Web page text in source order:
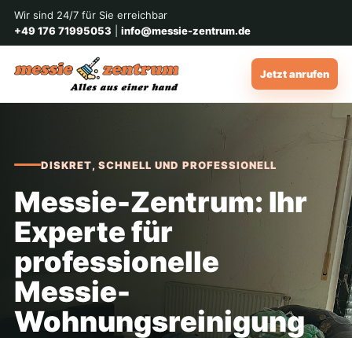
Wir sind 24/7 für Sie erreichbar
+49 176 71995053
info@messie-zentrum.de
Jetzt anrufen
DISKRET, SCHNELL UND PROFESSIONELL
Messie-Zentrum: Ihr
Experte für
professionelle
Messie-
Wohnungsreinigung